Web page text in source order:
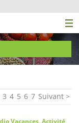
3 4 5 6 7 Suivant
Vacances, Activité